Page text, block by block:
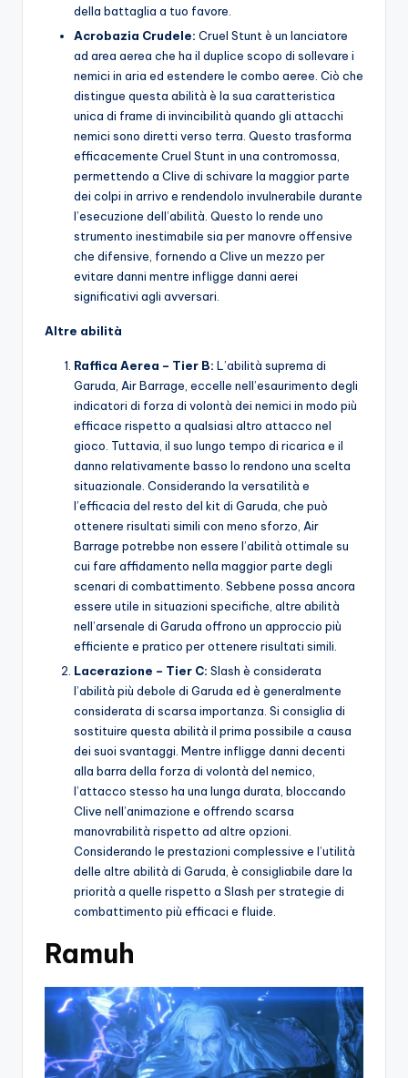
della battaglia a tuo favore.
Acrobazia Crudele: Cruel Stunt è un lanciatore
ad area aerea che ha il duplice scopo di sollevare i
nemici in aria ed estendere le combo aeree. Ciò che
distingue questa abilità è la sua caratteristica
unica di frame di invincibilità quando gli attacchi
nemici sono diretti verso terra. Questo trasforma
efficacemente Cruel Stunt in una contromossa,
permettendo a Clive di schivare la maggior parte
dei colpi in arrivo e rendendolo invulnerabile durante
l’esecuzione dell’abilità. Questo lo rende uno
strumento inestimabile sia per manovre offensive
che difensive, fornendo a Clive un mezzo per
evitare danni mentre infligge danni aerei
significativi agli avversari.
Altre abilità
Raffica Aerea – Tier B: L’abilità suprema di
Garuda, Air Barrage, eccelle nell’esaurimento degli
indicatori di forza di volontà dei nemici in modo più
efficace rispetto a qualsiasi altro attacco nel
gioco. Tuttavia, il suo lungo tempo di ricarica e il
danno relativamente basso lo rendono una scelta
situazionale. Considerando la versatilità e
l’efficacia del resto del kit di Garuda, che può
ottenere risultati simili con meno sforzo, Air
Barrage potrebbe non essere l’abilità ottimale su
cui fare affidamento nella maggior parte degli
scenari di combattimento. Sebbene possa ancora
essere utile in situazioni specifiche, altre abilità
nell’arsenale di Garuda offrono un approccio più
efficiente e pratico per ottenere risultati simili.
Lacerazione – Tier C: Slash è considerata
l’abilità più debole di Garuda ed è generalmente
considerata di scarsa importanza. Si consiglia di
sostituire questa abilità il prima possibile a causa
dei suoi svantaggi. Mentre infligge danni decenti
alla barra della forza di volontà del nemico,
l’attacco stesso ha una lunga durata, bloccando
Clive nell’animazione e offrendo scarsa
manovrabilità rispetto ad altre opzioni.
Considerando le prestazioni complessive e l’utilità
delle altre abilità di Garuda, è consigliabile dare la
priorità a quelle rispetto a Slash per strategie di
combattimento più efficaci e fluide.
Ramuh